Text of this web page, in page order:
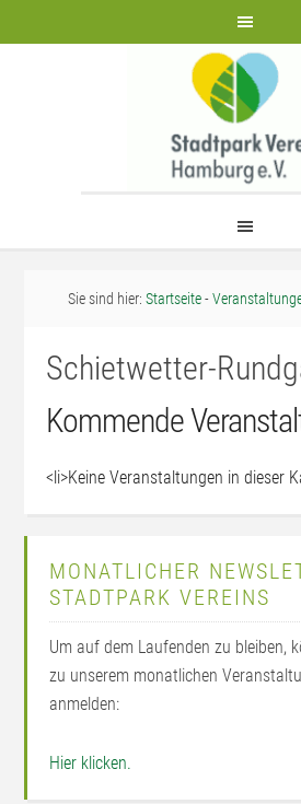
Sie sind hier:Startseite-
Schietwetter-
Kommende
<li>Keine Veranstaltungen in dieser
MONATLICHER
STADTPARK VEREINS
Um auf dem Laufenden zu bleiben,
zu unserem monatlichen
anmelden:
Hier klicken.